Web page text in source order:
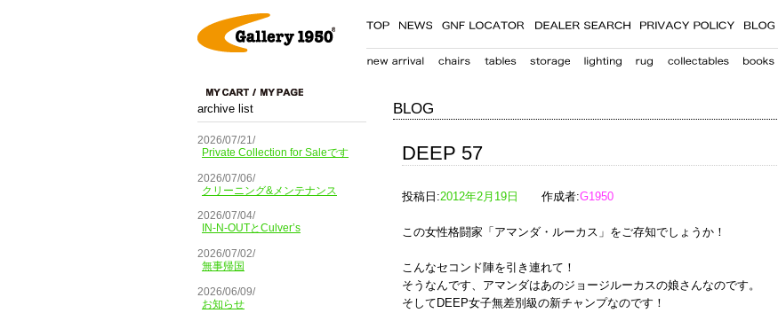
archive list
2026/07/21/
Private Collection for Saleです
2026/07/06/
クリーニング&メンテナンス
2026/07/04/
IN-N-OUTとCulver’s
2026/07/02/
無事帰国
2026/06/09/
お知らせ
BLOG
DEEP 57
投稿日:2012年2月19日 作成者:G1950
この女性格闘家「アマンダ・ルーカス」をご存知でしょうか！
こんなセコンド陣を引き連れて！
そうなんです、アマンダはあのジョージルーカスの娘さんなのです。
そしてDEEP女子無差別級の新チャンプなのです！